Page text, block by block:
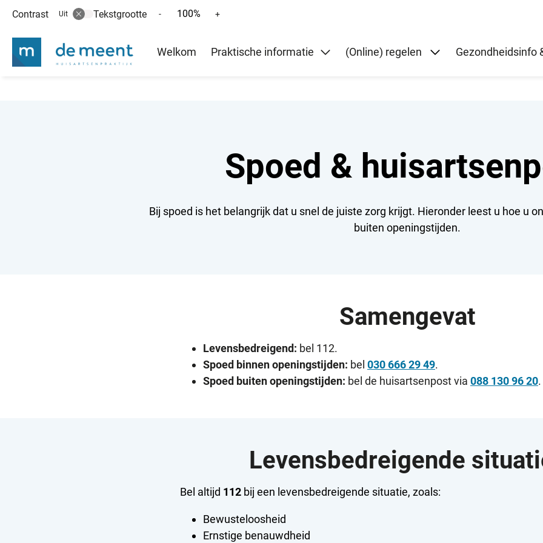
Contrast Uit Tekstgrootte
Tekst
10%
- 100%
Tekst
10%
+
Hoofd
Welkom Praktische informatie (Online) regelen Submenu: (Online)
Gezondheidsinfo
Spoed &
Bij spoed is het belangrijk dat u snel de juiste zorg krijgt. Hieronder leest u hoe u
buiten openingstijden.
Samengevat
Levensbedreigend: bel 112.
Spoed binnen openingstijden: bel 030 666 29 49.
Spoed buiten openingstijden: bel de huisartsenpost via 088 130 96 20.
Levensbedreigende
Bel altijd 112 bij een levensbedreigende situatie, zoals:
Bewusteloosheid
Ernstige benauwdheid